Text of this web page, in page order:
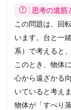
思考の道筋
この問題は、回
います。台と一
系）で考えると
このとき、物体
心から遠ざかる
いていると考えま
物体が「すべり